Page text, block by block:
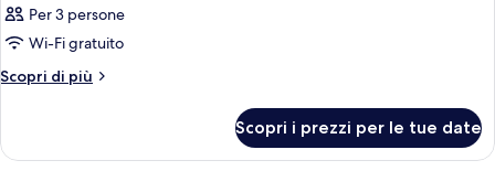
Per 3 persone
Wi-Fi gratuito
Scopri di più
Altri
Scopri i prezzi per le tue date